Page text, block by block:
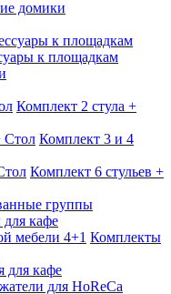
домики
к площадкам
Комплект 2 стула +
Комплект 3 и 4
Комплект 6 стульев +
группы
кафе
Комплекты
для кафе